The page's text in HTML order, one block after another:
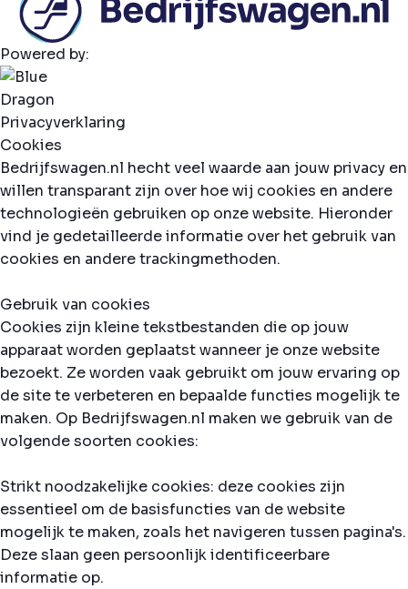
Powered by:
Privacyverklaring
Cookies
Bedrijfswagen.nl hecht veel waarde aan jouw privacy en
willen transparant zijn over hoe wij cookies en andere
technologieën gebruiken op onze website. Hieronder
vind je gedetailleerde informatie over het gebruik van
cookies en andere trackingmethoden.
Gebruik van cookies
Cookies zijn kleine tekstbestanden die op jouw
apparaat worden geplaatst wanneer je onze website
bezoekt. Ze worden vaak gebruikt om jouw ervaring op
de site te verbeteren en bepaalde functies mogelijk te
maken. Op Bedrijfswagen.nl maken we gebruik van de
volgende soorten cookies:
Strikt noodzakelijke cookies: deze cookies zijn
essentieel om de basisfuncties van de website
mogelijk te maken, zoals het navigeren tussen pagina's.
Deze slaan geen persoonlijk identificeerbare
informatie op.